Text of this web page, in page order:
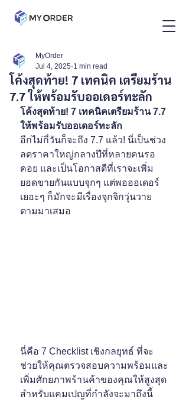
โค้งสุดท้าย! 7 เทคนิค เตรียมร้าน
7.7 ให้พร้อมรับออเดอร์ทะลัก
MyOrder
Jul 4, 2025 1 min read
โค้งสุดท้าย! 7 เทคนิคเตรียมร้าน 7.7
ให้พร้อมรับออเดอร์ทะลัก
อีกไม่กี่วันก็จะถึง 7.7 แล้ว! นี่เป็นช่วง
ลดราคาใหญ่กลางปีที่หลายคนรอ
คอย และเป็นโอกาสดีที่เราจะเพิ่ม
ยอดขายกันแบบจุกๆ แต่พอออเดอร์
เยอะๆ ก็มักจะมีเรื่องจุกจิกวุ่นวาย
ตามมาเสมอ
นี่คือ 7 Checklist เชิงกลยุทธ์ ที่จะ
ช่วยให้คุณตรวจสอบความพร้อมและ
เพิ่มศักยภาพร้านค้าของคุณให้สูงสุด
สำหรับแคมเปญที่กำลังจะมาถึงนี้